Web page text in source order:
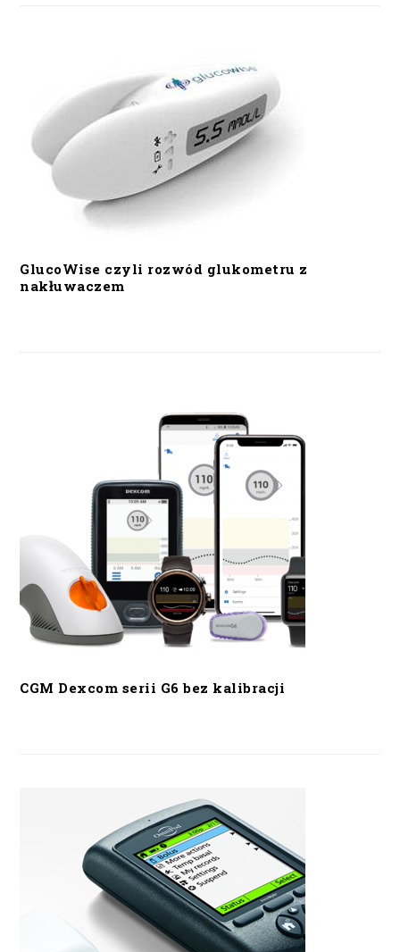
GlucoWise czyli rozwód glukometru z
nakłuwaczem
CGM Dexcom serii G6 bez kalibracji